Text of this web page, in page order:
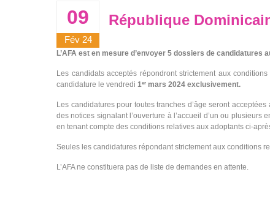
09
Fév 24
République
L’AFA est en mesure d’envoyer 5 dossiers de candidatures
Les candidats acceptés répondront strictement aux
candidature le vendredi 1er mars 2024 exclusivement.
Les candidatures pour toutes tranches d’âge seront acceptées
des notices signalant l’ouverture à l’accueil d’un ou
en tenant compte des conditions relatives aux adoptants ci-
Seules les candidatures répondant strictement aux conditions
L’AFA ne constituera pas de liste de demandes en attente.